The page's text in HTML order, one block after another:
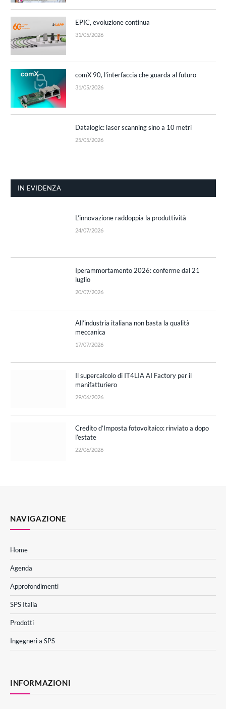
EPIC, evoluzione continua
31/05/2026
comX 90, l’interfaccia che guarda al futuro
31/05/2026
Datalogic: laser scanning sino a 10 metri
25/05/2026
IN EVIDENZA
L’innovazione raddoppia la produttività
24/07/2026
Iperammortamento 2026: conferme dal 21
luglio
20/07/2026
All’industria italiana non basta la qualità
meccanica
17/07/2026
Il supercalcolo di IT4LIA AI Factory per il
manifatturiero
29/06/2026
Credito d’Imposta fotovoltaico: rinviato a dopo
l’estate
22/06/2026
NAVIGAZIONE
Home
Agenda
Approfondimenti
SPS Italia
Prodotti
Ingegneri a SPS
INFORMAZIONI